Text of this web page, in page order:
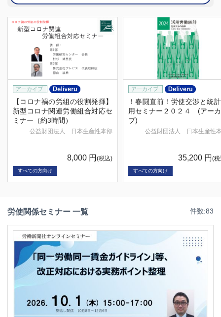
【コロナ禍の労組の役割発揮】
新型コロナ関連労働組合対応セ
ミナー（約3時間）
公益財団法人 日本生産性本部
8,000 円(税込)
すべての方向け
！春闘直前！労使交渉と統
用セミナー２０２４ (アー
ブ)
公益財団法人 日本生産性
35,200 円(
すべての方向け
労使関係セミナー 一覧 件数:83